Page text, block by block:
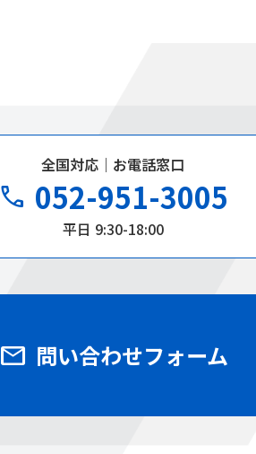
全国対応｜お電話窓口
phone 052-951-3005
平日 9:30-18:00
mail 問い合わせフォーム